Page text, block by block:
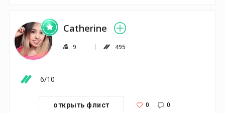
Catherine
9 495
6/10
открыть флист 0 0